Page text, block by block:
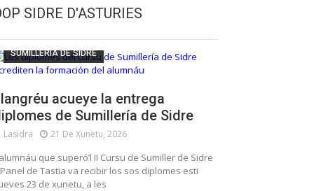
SIDRE D'ASTURIES
ESCUELA DE SUMILLERÍA DE LA SIDRE
SUMILLERÍA DE SIDRE
acueye la entrega
de Sumillería de Sidre
Lasidra 21 De Xunetu, 2026
que superó’l II Cursu de Sumiller de Sidre
de Tastia va recibir los sos diplomes esti
23 de xunetu, a les